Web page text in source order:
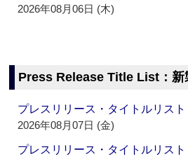
2026年08月06日 (木)
Press Release Title List：新
プレスリリース・タイトルリス
2026年08月07日 (金)
プレスリリース・タイトルリス